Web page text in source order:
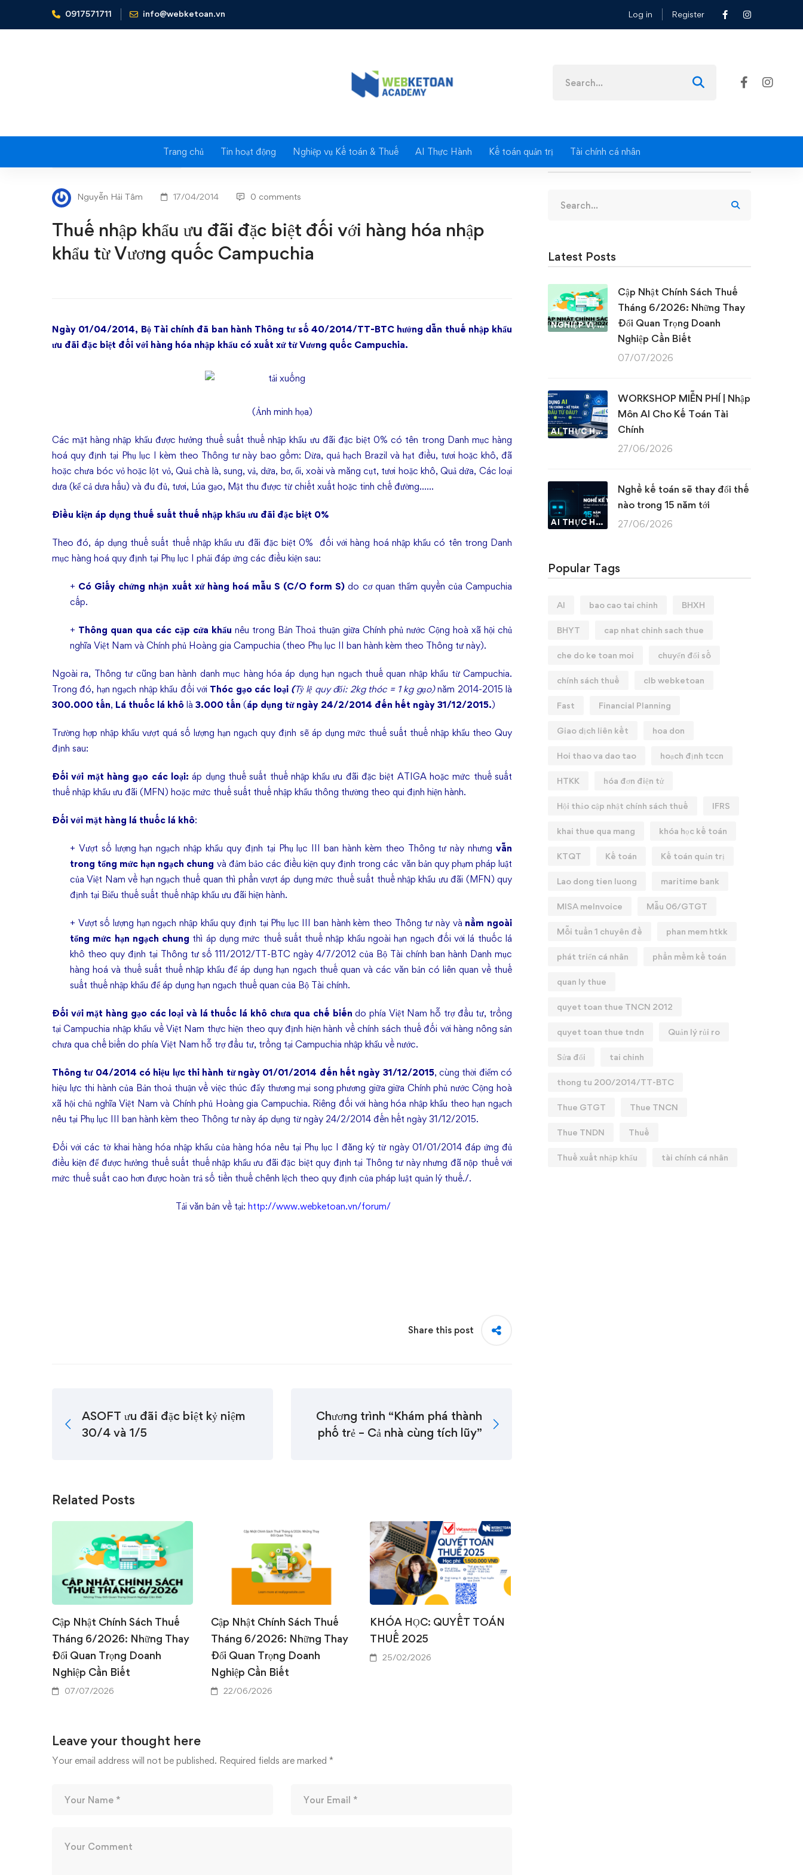
0917571711 info@webketoan.vn Log in Register
for:
Trang chủ Tin hoạt động Nghiệp vụ Kế toán & Thuế AI Thực Hành Kế toán quản trị Tài chính cá nhân
Home Nghiệp vụ Kế toán & Thuế Thuế nhập khẩu ưu đãi đặc biệt đối với hàng hóa nhập khẩu từ Vương quốc Campuchia
Thuế
nhập
khẩu
ưu
biệt
đối
hóa
nhập
khẩu
từ
Vương
quốc
Campuchia
Nguyễn Hải Tâm 17/04/2014 0 comments
Thuế nhập khẩu ưu đãi đặc biệt đối với hàng hóa nhập
khẩu từ Vương quốc Campuchia
Ngày 01/04/2014, Bộ Tài chính đã ban hành Thông tư số 40/2014/TT-BTC hướng dẫn thuế nhập khẩu
ưu đãi đặc biệt đối với hàng hóa nhập khẩu có xuất xứ từ Vương quốc Campuchia.
(Ảnh minh họa)
Các mặt hàng nhập khẩu được hưởng thuế suất thuế nhập khẩu ưu đãi đặc biệt 0% có tên trong Danh mục hàng
hoá quy định tại Phụ lục I kèm theo Thông tư này bao gồm: Dừa, quả hạch Brazil và hạt điều, tươi hoặc khô, đã
hoặc chưa bóc vỏ hoặc lột vỏ, Quả chà là, sung, vả, dứa, bơ, ổi, xoài và măng cụt, tươi hoặc khô, Quả dứa, Các loại
dưa (kể cả dưa hấu) và đu đủ, tươi, Lúa gạo, Mật thu được từ chiết xuất hoặc tinh chế đường……
Điều kiện áp dụng thuế suất thuế nhập khẩu ưu đãi đặc biệt 0%
Theo đó, áp dụng thuế suất thuế nhập khẩu ưu đãi đặc biệt 0% đối với hàng hoá nhập khẩu có tên trong Danh
mục hàng hoá quy định tại Phụ lục I phải đáp ứng các điều kiện sau:
+ Có Giấy chứng nhận xuất xứ hàng hoá mẫu S (C/O form S) do cơ quan thẩm quyền của Campuchia
cấp.
+ Thông quan qua các cặp cửa khẩu nêu trong Bản Thoả thuận giữa Chính phủ nước Cộng hoà xã hội chủ
nghĩa Việt Nam và Chính phủ Hoàng gia Campuchia (theo Phụ lục II ban hành kèm theo Thông tư này).
Ngoài ra, Thông tư cũng ban hành danh mục hàng hóa áp dụng hạn ngạch thuế quan nhập khẩu từ Campuchia.
Trong đó, hạn ngạch nhập khẩu đối với Thóc gạo các loại (Tỷ lệ quy đổi: 2kg thóc = 1 kg gạo)năm 2014-2015 là
300.000 tấn, Lá thuốc lá khô là 3.000 tấn (áp dụng từ ngày 24/2/2014 đến hết ngày 31/12/2015.)
Trường hợp nhập khẩu vượt quá số lượng hạn ngạch quy định sẽ áp dụng mức thuế suất thuế nhập khẩu theo Quy
định sau:
Đối với mặt hàng gạo các loại: áp dụng thuế suất thuế nhập khẩu ưu đãi đặc biệt ATIGA hoặc mức thuế suất
thuế nhập khẩu ưu đãi (MFN) hoặc mức thuế suất thuế nhập khẩu thông thường theo qui định hiện hành.
Đối với mặt hàng lá thuốc lá khô:
+ Vượt số lượng hạn ngạch nhập khẩu quy định tại Phụ lục III ban hành kèm theo Thông tư này nhưng vẫn
trong tổng mức hạn ngạch chung và đảm bảo các điều kiện quy định trong các văn bản quy phạm pháp luật
của Việt Nam về hạn ngạch thuế quan thì phần vượt áp dụng mức thuế suất thuế nhập khẩu ưu đãi (MFN) quy
định tại Biểu thuế suất thuế nhập khẩu ưu đãi hiện hành.
+ Vượt số lượng hạn ngạch nhập khẩu quy định tại Phụ lục III ban hành kèm theo Thông tư này và nằm ngoài
tổng mức hạn ngạch chung thì áp dụng mức thuế suất thuế nhập khẩu ngoài hạn ngạch đối với lá thuốc lá
khô theo quy định tại Thông tư số 111/2012/TT-BTC ngày 4/7/2012 của Bộ Tài chính ban hành Danh mục
hàng hoá và thuế suất thuế nhập khẩu để áp dụng hạn ngạch thuế quan và các văn bản có liên quan về thuế
suất thuế nhập khẩu để áp dụng hạn ngạch thuế quan của Bộ Tài chính.
Đối với mặt hàng gạo các loại và lá thuốc lá khô chưa qua chế biến do phía Việt Nam hỗ trợ đầu tư, trồng
tại Campuchia nhập khẩu về Việt Nam thực hiện theo quy định hiện hành về chính sách thuế đối với hàng nông sản
chưa qua chế biến do phía Việt Nam hỗ trợ đầu tư, trồng tại Campuchia nhập khẩu về nước.
Thông tư 04/2014 có hiệu lực thi hành từ ngày 01/01/2014 đến hết ngày 31/12/2015, cùng thời điểm có
hiệu lực thi hành của Bản thoả thuận về việc thúc đẩy thương mại song phương giữa giữa Chính phủ nước Cộng hoà
xã hội chủ nghĩa Việt Nam và Chính phủ Hoàng gia Campuchia. Riêng đối với hàng hóa nhập khẩu theo hạn ngạch
nêu tại Phụ lục III ban hành kèm theo Thông tư này áp dụng từ ngày 24/2/2014 đến hết ngày 31/12/2015.
Đối với các tờ khai hàng hóa nhập khẩu của hàng hóa nêu tại Phụ lục I đăng ký từ ngày 01/01/2014 đáp ứng đủ
điều kiện để được hưởng thuế suất thuế nhập khẩu ưu đãi đặc biệt quy định tại Thông tư này nhưng đã nộp thuế với
mức thuế suất cao hơn được hoàn trả số tiền thuế chênh lệch theo quy định của pháp luật quản lý thuế./.
Tải văn bản về tại: http://www.webketoan.vn/forum/
Share this post
ASOFT ưu đãi đặc biệt kỷ niệm
30/4 và 1/5
Chương trình “Khám phá thành
phố trẻ – Cả nhà cùng tích lũy”
Related Posts
Cập Nhật Chính Sách Thuế
Tháng 6/2026: Những Thay
Đổi Quan Trọng Doanh
Nghiệp Cần Biết
07/07/2026
Cập Nhật Chính Sách Thuế
Tháng 6/2026: Những Thay
Đổi Quan Trọng Doanh
Nghiệp Cần Biết
22/06/2026
KHÓA HỌC: QUYẾT TOÁN
THUẾ 2025
25/02/2026
Leave your thought here
Your email address will not be published. Required fields are marked *
for:
Latest Posts
NGHIỆP VỤ KẾ TOÁN & THUẾ
Cập Nhật Chính Sách Thuế
Tháng 6/2026: Những Thay
Đổi Quan Trọng Doanh
Nghiệp Cần Biết
07/07/2026
AI THỰC HÀNH
WORKSHOP MIỄN PHÍ | Nhập
Môn AI Cho Kế Toán Tài
Chính
27/06/2026
AI THỰC HÀNH
Nghề kế toán sẽ thay đổi thế
nào trong 15 năm tới
27/06/2026
Popular Tags
AI bao cao tai chinh BHXH
BHYT cap nhat chinh sach thue
che do ke toan moi chuyển đổi số
chính sách thuế clb webketoan
Fast Financial Planning
Giao dịch liên kết hoa don
Hoi thao va dao tao hoạch định tccn
HTKK hóa đơn điện tử
Hội thảo cập nhật chính sách thuế IFRS
khai thue qua mang khóa học kế toán
KTQT Kế toán Kế toán quản trị
Lao dong tien luong maritime bank
MISA meInvoice Mẫu 06/GTGT
Mỗi tuần 1 chuyên đề phan mem htkk
phát triển cá nhân phần mềm kế toán
quan ly thue
quyet toan thue TNCN 2012
quyet toan thue tndn Quản lý rủi ro
Sửa đổi tai chinh
thong tu 200/2014/TT-BTC
Thue GTGT Thue TNCN
Thue TNDN Thuế
Thuế xuất nhập khẩu tài chính cá nhân